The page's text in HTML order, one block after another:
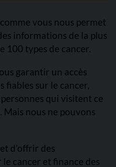
vous nous permet
informations de la plus
100 types de cancer.
garantir un accès
fiables sur le cancer,
qui visitent ce
Mais nous ne pouvons
d’offrir des
cancer et finance des